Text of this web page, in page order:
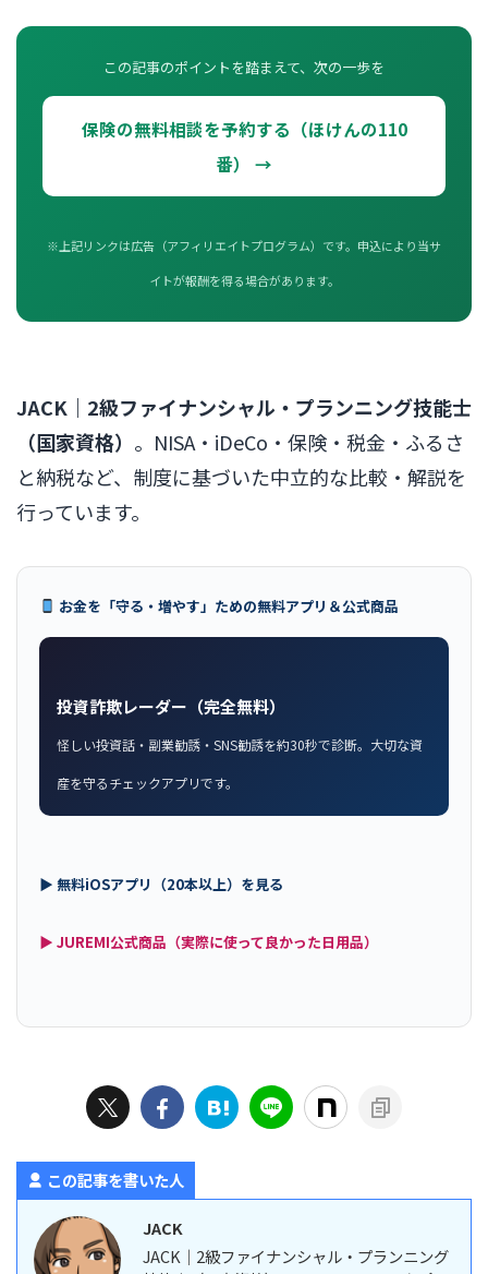
この記事のポイントを踏まえて、次の一歩を
保険の無料相談を予約する（ほけんの110
番） →
※上記リンクは広告（アフィリエイトプログラム）です。申込により当サ
イトが報酬を得る場合があります。
JACK｜2級ファイナンシャル・プランニング技能士
（国家資格） 。NISA・iDeCo・保険・税金・ふるさ
と納税など、制度に基づいた中立的な比較・解説を
行っています。
お金を「守る・増やす」ための無料アプリ＆公式商品
投資詐欺レーダー（完全無料）
怪しい投資話・副業勧誘・SNS勧誘を約30秒で診断。大切な資
産を守るチェックアプリです。
▶ 無料iOSアプリ（20本以上）を見る
▶ JUREMI公式商品（実際に使って良かった日用品）
この記事を書いた人
JACK
JACK｜2級ファイナンシャル・プランニング